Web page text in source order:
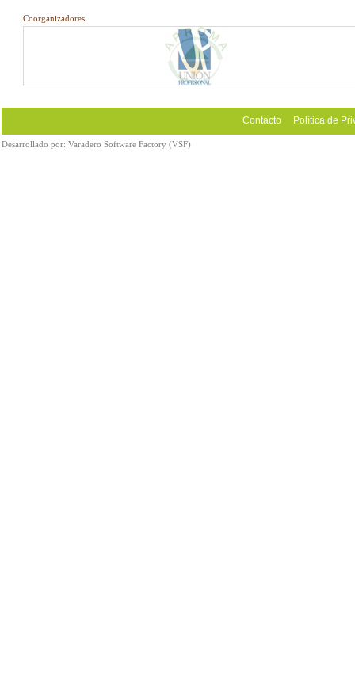
Coorganizadores
Contacto Política de
Desarrollado por: Varadero Software Factory (VSF)